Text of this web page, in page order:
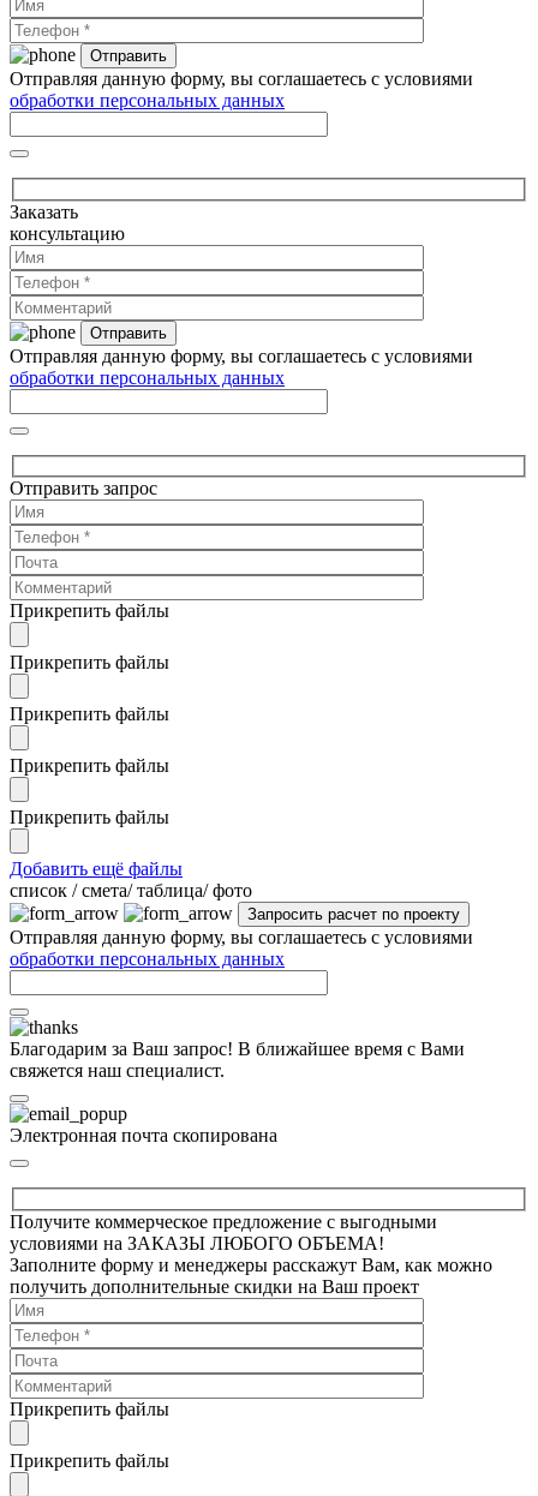
Отправляя данную форму, вы соглашаетесь с условиями
обработки персональных данных
Заказать
консультацию
Отправляя данную форму, вы соглашаетесь с условиями
обработки персональных данных
Отправить запрос
Прикрепить файлы
Прикрепить файлы
Прикрепить файлы
Прикрепить файлы
Прикрепить файлы
Добавить ещё файлы
cписок / смета/ таблица/ фото
Отправляя данную форму, вы соглашаетесь с условиями
обработки персональных данных
Благодарим за Ваш запрос! В ближайшее время с Вами
свяжется наш специалист.
Электронная почта скопирована
Получите коммерческое предложение с выгодными
условиями на ЗАКАЗЫ ЛЮБОГО ОБЪЕМА!
Заполните форму и менеджеры расскажут Вам, как можно
получить дополнительные скидки на Ваш проект
Прикрепить файлы
Прикрепить файлы